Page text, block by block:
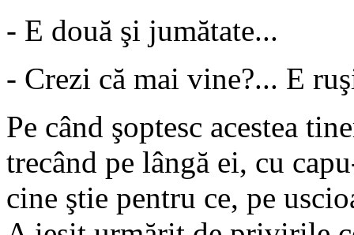
- E două şi jumătate...
- Crezi că mai vine?... E
Pe când şoptesc acestea
trecând pe lângă ei, cu
cine ştie pentru ce, pe